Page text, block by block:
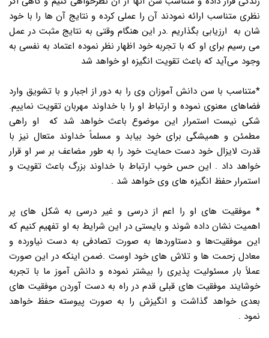
نظری متناسب ارائه نمودند آن را عملی کرده و نتایج آن ها را با خود
شان به ارزیابی بگذاریم .در این هنگام وقتی به نتایج مثبت در عمل
می رسیم برای او که با تجربه خود اظهار نظر نموده اعتماد به نفسی به
وجود می‌آید که باعث تقویت انگیزه او خواهد شد
*متناسب با سن دانش آموزان وی را به دور از اجبار و با تشویق وارد
فضاهای معنوی نموده و ارتباط او را با خداوند مهربان تقویت نماییم.
شکی نیست استمرار این موضوع باعث خواهد شد که او راهی
مطمئن و همیشگی برای خود بیابد و مسلماً خداوند متعال نیز با
قدرت لایزال خود دست حمایت خود را به طور مضاعف بر سر او قرار
خواهد داد . این حس خوب ارتباط با خداوند بزرگ باعث تقویت و
استمرار حفظ انگیزه های وی خواهد شد .
* موفقیت های او را اعم از درسی و غیر درسی به شکل های پر
اهمیت نشان داده شوند و بایستی در این شرایط به او تفهیم کنیم که
این موفقیت‌ها و دستاوردها به صورت تصادفی به دست نیاورده و
معادل زحمت ها و تلاش های خود اوست .ضمن اینکه در این صورت
عملاً بار مسئولیت پذیری را بیشتر نموده و دانش آموز ما با تجربه
خوشایند موفقیت های قبلی قدم در راه به دست آوردن موفقیت های
بعدی خواهد گذاشت و انگیزش را به صورت پیوسته حفظ خواهد
نمود .